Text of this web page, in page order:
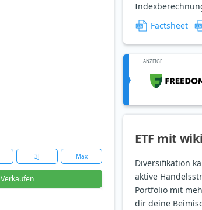
3J Max
Verkaufen
Factsheet
ANZEIGE
ETF mit
Diversifikation
aktive
Portfolio mit
dir deine